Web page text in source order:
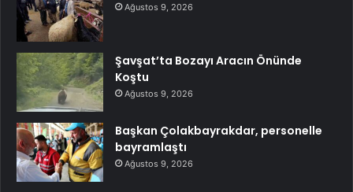
Ağustos 9, 2026
Şavşat’ta Bozayı Aracın Önünde
Koştu
Ağustos 9, 2026
Başkan Çolakbayrakdar, personelle
bayramlaştı
Ağustos 9, 2026